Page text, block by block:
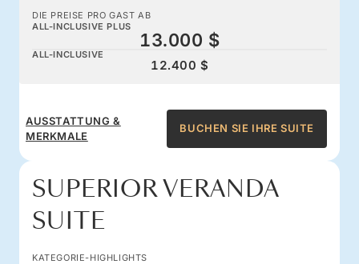
DIE PREISE PRO GAST AB
ALL-INCLUSIVE PLUS
13.000 $
ALL-INCLUSIVE
12.400 $
AUSSTATTUNG &
MERKMALE
BUCHEN SIE IHRE SUITE
SUPERIOR VERANDA
SUITE
KATEGORIE-HIGHLIGHTS